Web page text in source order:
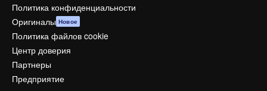
Политика конфиденциальности
Оригиналы Новое
Политика файлов cookie
Центр доверия
Партнеры
Предприятие